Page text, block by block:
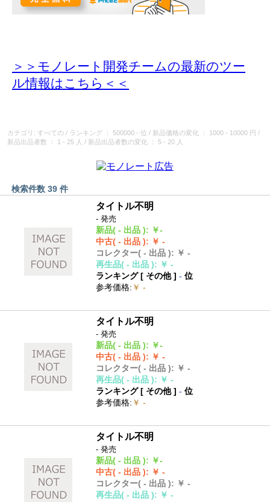
＞＞モノレート開発チームの最新のツー
ル情報はこちら＜＜
カテゴリ: すべての / ランキング ： 500000 - 位 / 新品価格の変化 ： 1000 - 10000 円
/
新品出品者数
： 1 - 25 人 / 新品出品者数の変化 ： 5 - 20 人
検索件数 39 件
タイトル不明
- 発売
新品( - 出品 ): ￥-
中古( - 出品 ): ￥ -
コレクター( - 出品 ): ￥ -
再生品( - 出品 ): ￥ -
ランキング [ その他]- 位
参考価格: ￥ -
タイトル不明
- 発売
新品( - 出品 ): ￥-
中古( - 出品 ): ￥ -
コレクター( - 出品 ): ￥ -
再生品( - 出品 ): ￥ -
ランキング [ その他]- 位
参考価格: ￥ -
タイトル不明
- 発売
新品( - 出品 ): ￥-
中古( - 出品 ): ￥ -
コレクター( - 出品 ): ￥ -
再生品( - 出品 ): ￥ -